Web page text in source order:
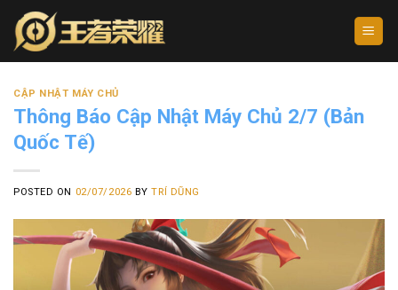
Skip
content
CẬP NHẬT MÁY CHỦ
Thông Báo Cập Nhật Máy Chủ 2/7 (Bản
Quốc Tế)
POSTED ON 02/07/2026 BYTRÍ DŨNG